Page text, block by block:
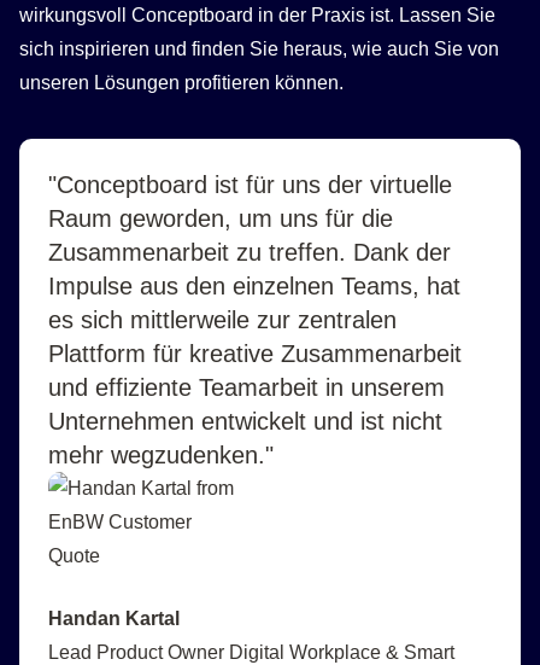
wirkungsvoll Conceptboard in der Praxis ist. Lassen Sie
sich inspirieren und finden Sie heraus, wie auch Sie von
unseren Lösungen profitieren können.
"Conceptboard ist für uns der virtuelle
Raum geworden, um uns für die
Zusammenarbeit zu treffen. Dank der
Impulse aus den einzelnen Teams, hat
es sich mittlerweile zur zentralen
Plattform für kreative Zusammenarbeit
und effiziente Teamarbeit in unserem
Unternehmen entwickelt und ist nicht
mehr wegzudenken."
Handan Kartal
Lead Product Owner Digital Workplace & Smart